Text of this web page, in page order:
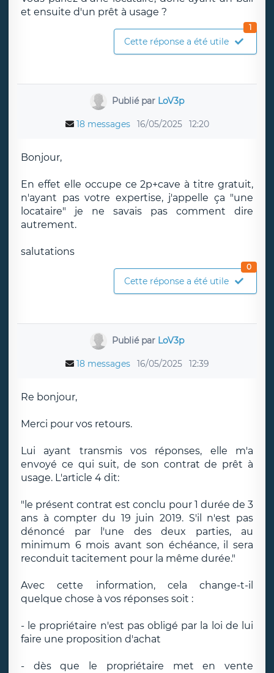
et ensuite d'un prêt à usage ?
Cette réponse a été utile
1
Publié par LoV3p
18 messages 16/05/2025 12:20
Bonjour,
En effet elle occupe ce 2p+cave à titre gratuit,
n'ayant pas votre expertise, j'appelle ça "une
locataire" je ne savais pas comment dire
autrement.
salutations
Cette réponse a été utile
0
Publié par LoV3p
18 messages 16/05/2025 12:39
Re bonjour,
Merci pour vos retours.
Lui ayant transmis vos réponses, elle m'a
envoyé ce qui suit, de son contrat de prêt à
usage. L'article 4 dit:
"le présent contrat est conclu pour 1 durée de 3
ans à compter du 19 juin 2019. S'il n'est pas
dénoncé par l'une des deux parties, au
minimum 6 mois avant son échéance, il sera
reconduit tacitement pour la même durée."
Avec cette information, cela change-t-il
quelque chose à vos réponses soit :
- le propriétaire n'est pas obligé par la loi de lui
faire une proposition d'achat
- dès que le propriétaire met en vente